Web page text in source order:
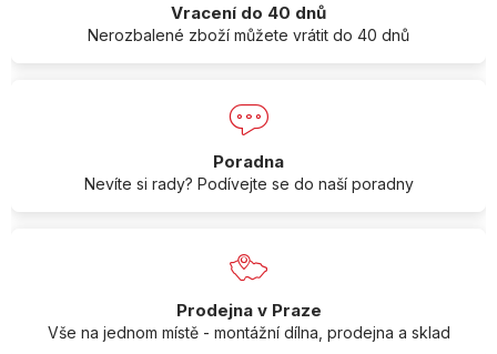
Vracení do 40 dnů
Nerozbalené zboží můžete vrátit do 40 dnů
Poradna
Nevíte si rady? Podívejte se do naší poradny
Prodejna v Praze
Vše na jednom místě - montážní dílna, prodejna a sklad